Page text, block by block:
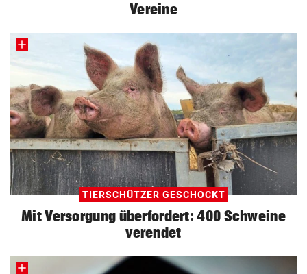
Vereine
TIERSCHÜTZER GESCHOCKT
Mit Versorgung überfordert: 400 Schweine
verendet